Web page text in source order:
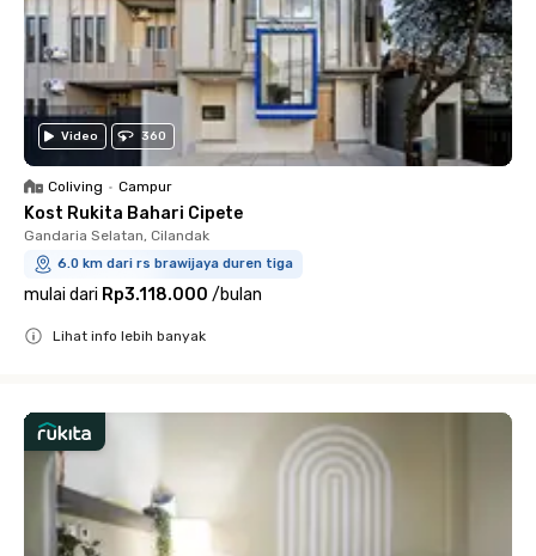
Video 360
Coliving • Campur
Kost Rukita Bahari Cipete
Gandaria Selatan, Cilandak
6.0 km dari rs brawijaya duren tiga
mulai dari Rp3.118.000 /bulan
Lihat info lebih banyak